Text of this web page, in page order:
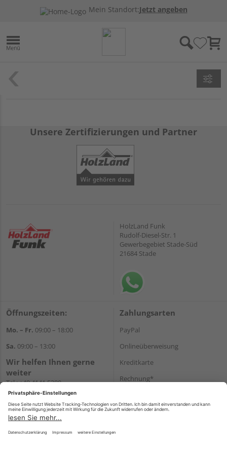
Mein Standort:Jetzt angeben
Unsere Zertifizierungen und Partner
HolzLand Funk
Rudolf-Diesel-Str. 1
Gewerbegebiet Stade-Süd
21684 Stade
Öffnungszeiten:
Mo. – Fr. 09:00 – 18:00
Sa. 09:00 – 13:00
Wir helfen Ihnen gerne
weiter
Tel.:+49 4141 5380
E-Mail:shop@holzland-funk.de
WhatsApp
Zahlungsarten
PayPal
Onlineüberweisung
Kreditkarte
Rechnung*
Versand